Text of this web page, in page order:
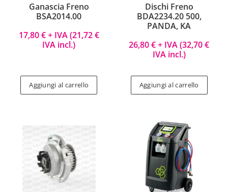
Ganascia Freno
BSA2014.00
17,80€+ IVA (21,72€
IVA incl.)
Aggiungi al carrello
Dischi Freno
BDA2234.20 500,
PANDA, KA
26,80€+ IVA (32,70€
IVA incl.)
Aggiungi al carrello